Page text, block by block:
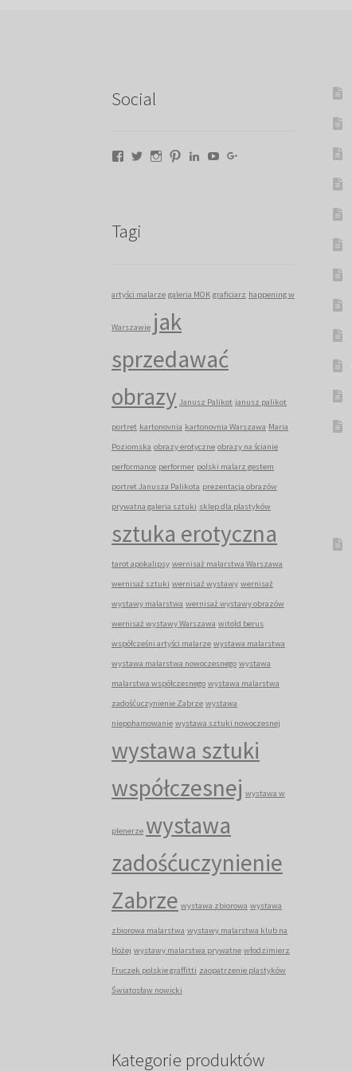
Social
Facebook
TwitterInstagram
PinterestLinkedInYouTube
Tagi
artyści malarze galeria MOK graficiarz happening w
Warszawie jak
sprzedawać
obrazy Janusz Palikot janusz palikot
portret kartonovnia kartonovnia Warszawa Maria
Poziomska obrazy erotyczne obrazy na ścianie
performance performer polski malarz gestem
portret Janusza Palikota prezentacja obrazów
prywatna galeria sztuki sklep dla plastyków
sztuka erotyczna
tarot apokalipsy wernisaż malarstwa Warszawa
wernisaż sztuki wernisaż wystawy wernisaż
wystawy malarstwa wernisaż wystawy obrazów
wernisaż wystawy Warszawa witold berus
współcześni artyści malarze wystawa malarstwa
wystawa malarstwa nowoczesnego wystawa
malarstwa współczesnego wystawa malarstwa
zadośćuczynienie Zabrze wystawa
niepohamowanie wystawa sztuki nowoczesnej
wystawa sztuki
współczesnej wystawa w
plenerze wystawa
zadośćuczynienie
Zabrze wystawa zbiorowa wystawa
zbiorowa malarstwa wystawy malarstwa klub na
Hożej wystawy malarstwa prywatne włodzimierz
Fruczek polskie graffitti zaopatrzenie plastyków
Światosław nowicki
Kategorie produktów